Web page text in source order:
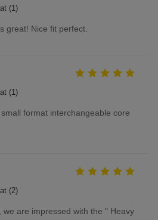
(1)
great! Nice fit perfect.
(1)
format interchangeable core
(2)
we are impressed with the " Heavy